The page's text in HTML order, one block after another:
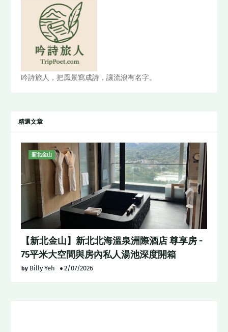
吟詩旅人，把風景寫成詩，讓流浪有名字。
精選文章
新北金山
【新北金山】新北北海溫泉洲際酒店 尊享房 -
75平米大空間與房內私人湯池深度開箱
Billy Yeh 2/07/2026